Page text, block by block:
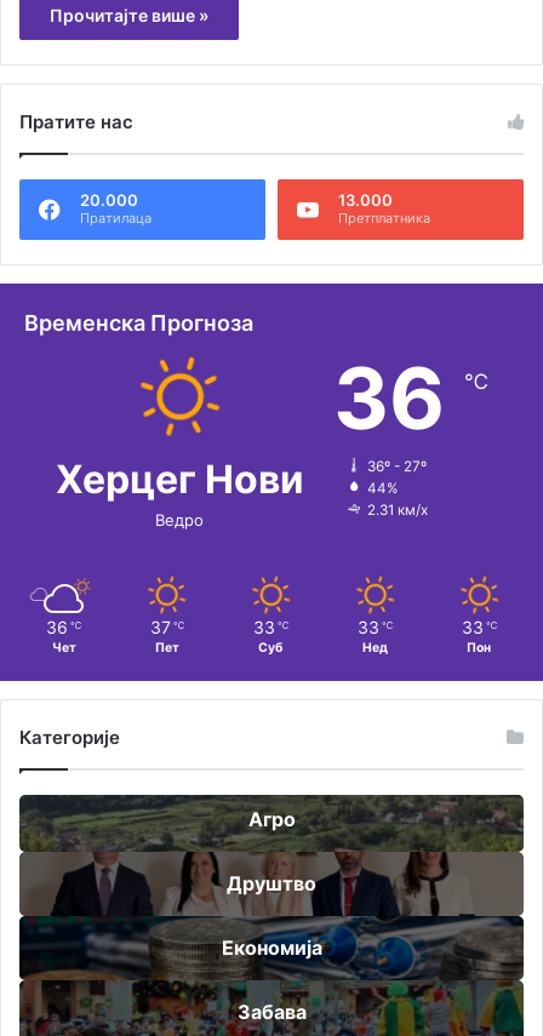
Прочитајте више »
Пратите нас
20.000
Пратилаца
13.000
Претплатника
Временска Прогноза
Херцег Нови
Ведро
36 ℃
36º - 27º
44%
2.31 км/х
36 ℃
Чет
37 ℃
Пет
33 ℃
Суб
33 ℃
Нед
33 ℃
Пон
Категорије
Агро
Друштво
Економија
Забава